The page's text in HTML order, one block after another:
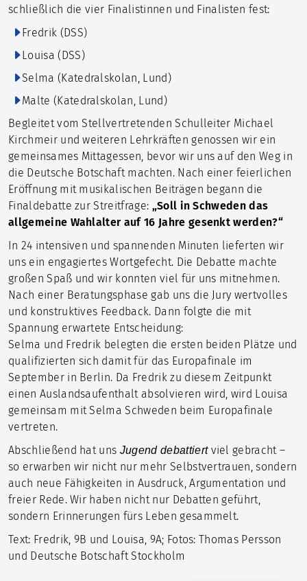
schließlich die vier Finalistinnen und Finalisten fest:
Fredrik (DSS)
Louisa (DSS)
Selma (Katedralskolan, Lund)
Malte (Katedralskolan, Lund)
Begleitet vom Stellvertretenden Schulleiter Michael
Kirchmeir und weiteren Lehrkräften genossen wir ein
gemeinsames Mittagessen, bevor wir uns auf den Weg in
die Deutsche Botschaft machten. Nach einer feierlichen
Eröffnung mit musikalischen Beiträgen begann die
Finaldebatte zur Streitfrage: „Soll in Schweden das
allgemeine Wahlalter auf 16 Jahre gesenkt werden?“
In 24 intensiven und spannenden Minuten lieferten wir
uns ein engagiertes Wortgefecht. Die Debatte machte
großen Spaß und wir konnten viel für uns mitnehmen.
Nach einer Beratungsphase gab uns die Jury wertvolles
und konstruktives Feedback. Dann folgte die mit
Spannung erwartete Entscheidung:
Selma und Fredrik belegten die ersten beiden Plätze und
qualifizierten sich damit für das Europafinale im
September in Berlin. Da Fredrik zu diesem Zeitpunkt
einen Auslandsaufenthalt absolvieren wird, wird Louisa
gemeinsam mit Selma Schweden beim Europafinale
vertreten.
Abschließend hat uns Jugend debattiertviel gebracht –
so erwarben wir nicht nur mehr Selbstvertrauen, sondern
auch neue Fähigkeiten in Ausdruck, Argumentation und
freier Rede. Wir haben nicht nur Debatten geführt,
sondern Erinnerungen fürs Leben gesammelt.
Text: Fredrik, 9B und Louisa, 9A; Fotos: Thomas Persson
und Deutsche Botschaft Stockholm